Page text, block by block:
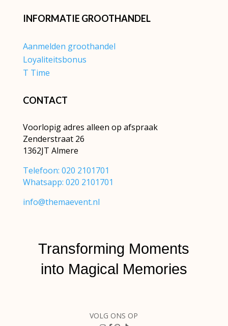
INFORMATIE GROOTHANDEL
Aanmelden groothandel
Loyaliteitsbonus
T Time
CONTACT
Voorlopig adres alleen op afspraak
Zenderstraat 26
1362JT Almere
Telefoon: 020 2101701
Whatsapp: 020 2101701
info@themaevent.nl
Transforming Moments
into Magical Memories
VOLG ONS OP